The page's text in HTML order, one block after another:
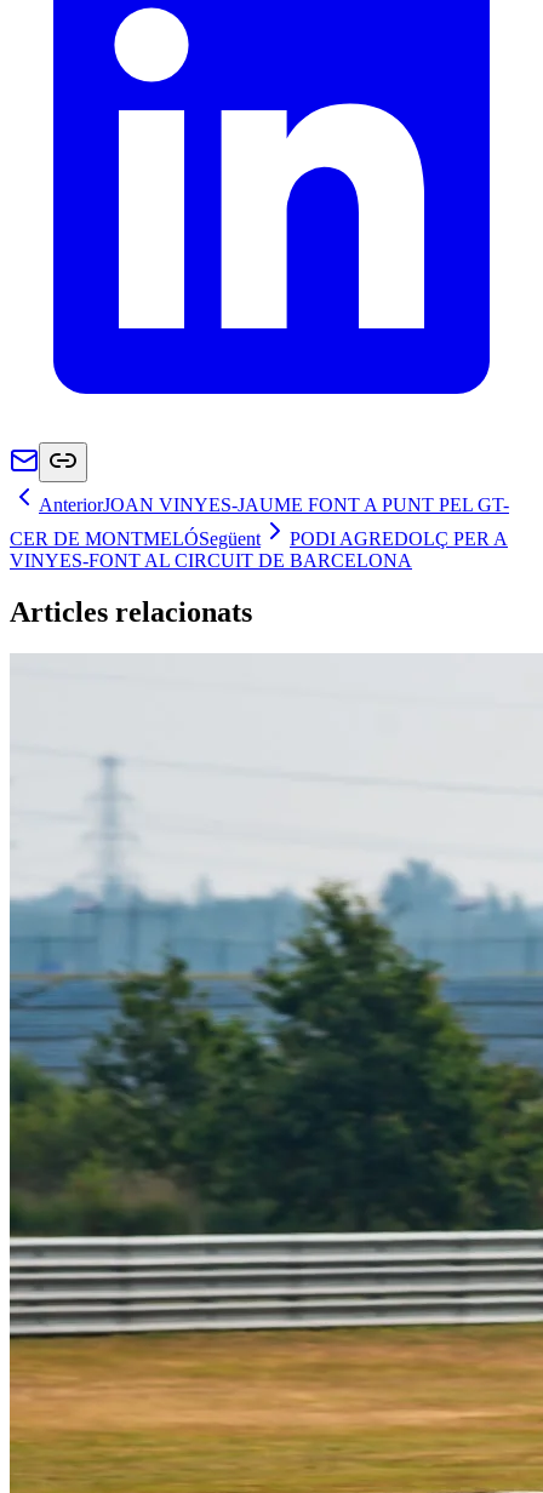
AnteriorJOAN VINYES-JAUME FONT A PUNT PEL GT-
CER DE MONTMELÓSegüent
PODI AGREDOLÇ PER A
VINYES-FONT AL CIRCUIT DE BARCELONA
Articles relacionats